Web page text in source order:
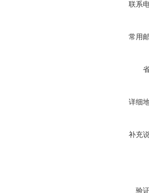
联系
常用
详细
补充
验